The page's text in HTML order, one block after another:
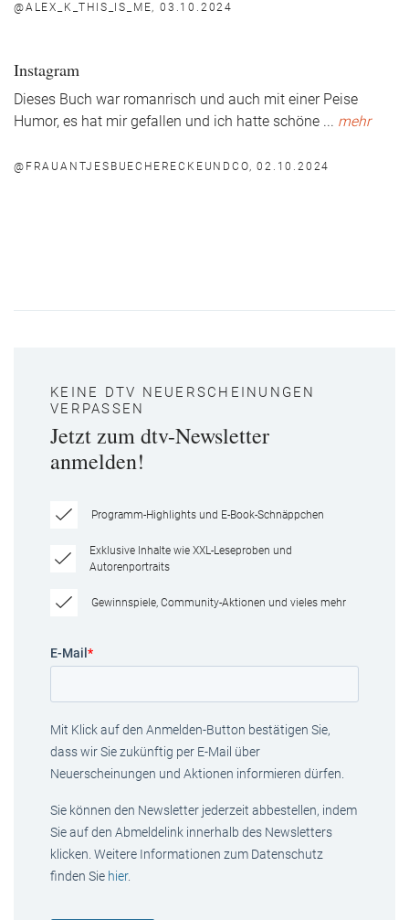
@ALEX_K_THIS_IS_ME, 03.10.2024
Instagram
Dieses Buch war romanrisch und auch mit einer Peise
Humor, es hat mir gefallen und ich hatte schöne ... mehr
@FRAUANTJESBUECHERECKEUNDCO, 02.10.2024
KEINE DTV NEUERSCHEINUNGEN
VERPASSEN
Jetzt zum dtv-Newsletter
anmelden!
Programm-Highlights und E-Book-Schnäppchen
Exklusive Inhalte wie XXL-Leseproben und
Autorenportraits
Gewinnspiele, Community-Aktionen und vieles mehr
E-Mail *
Mit Klick auf den Anmelden-Button bestätigen Sie,
dass wir Sie zukünftig per E-Mail über
Neuerscheinungen und Aktionen informieren dürfen.
Sie können den Newsletter jederzeit abbestellen, indem
Sie auf den Abmeldelink innerhalb des Newsletters
klicken. Weitere Informationen zum Datenschutz
finden Sie hier.